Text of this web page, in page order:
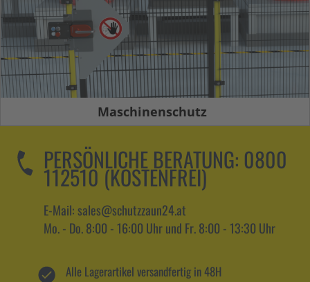
Maschinenschutz
PERSÖNLICHE BERATUNG: 0800
112510 (KOSTENFREI)
E-Mail: sales@schutzzaun24.at
Mo. - Do. 8:00 - 16:00 Uhr und Fr. 8:00 - 13:30 Uhr
Alle Lagerartikel versandfertig in 48H